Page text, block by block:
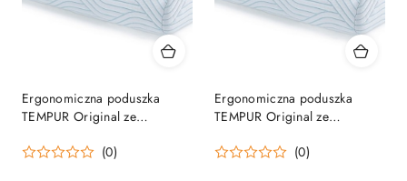
Ergonomiczna poduszka
TEMPUR Original ze
rozmiar S
(0)
Ergonomiczna poduszka
TEMPUR Original ze
rozmiar XL
(0)